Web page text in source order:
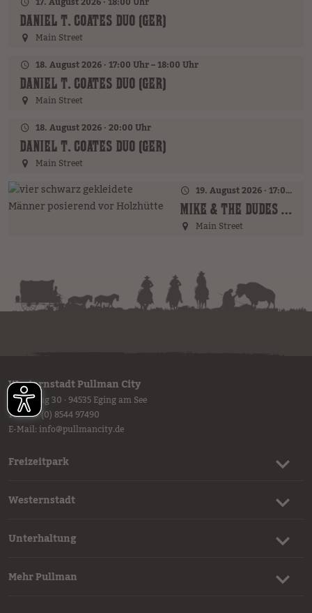
DANIEL T. COATES DUO (GER)
Main Street
18. August 2026 · 17:00 Uhr – 18:00 Uhr
DANIEL T. COATES DUO (GER)
Main Street
18. August 2026 · 20:00 Uhr
DANIEL T. COATES DUO (GER)
Main Street
19. August 2026 · 17:00 Uhr – 18:00 Uhr
MIKE & THE DUDES (GER)
Main Street
Westernstadt Pullman City
Ruberting 30 · 94535 Eging am See
Tel.+49 (0) 8544 97490
E-Mail:info@pullmancity.de
Freizeitpark
Westernstadt
Unterhaltung
Mehr Pullman